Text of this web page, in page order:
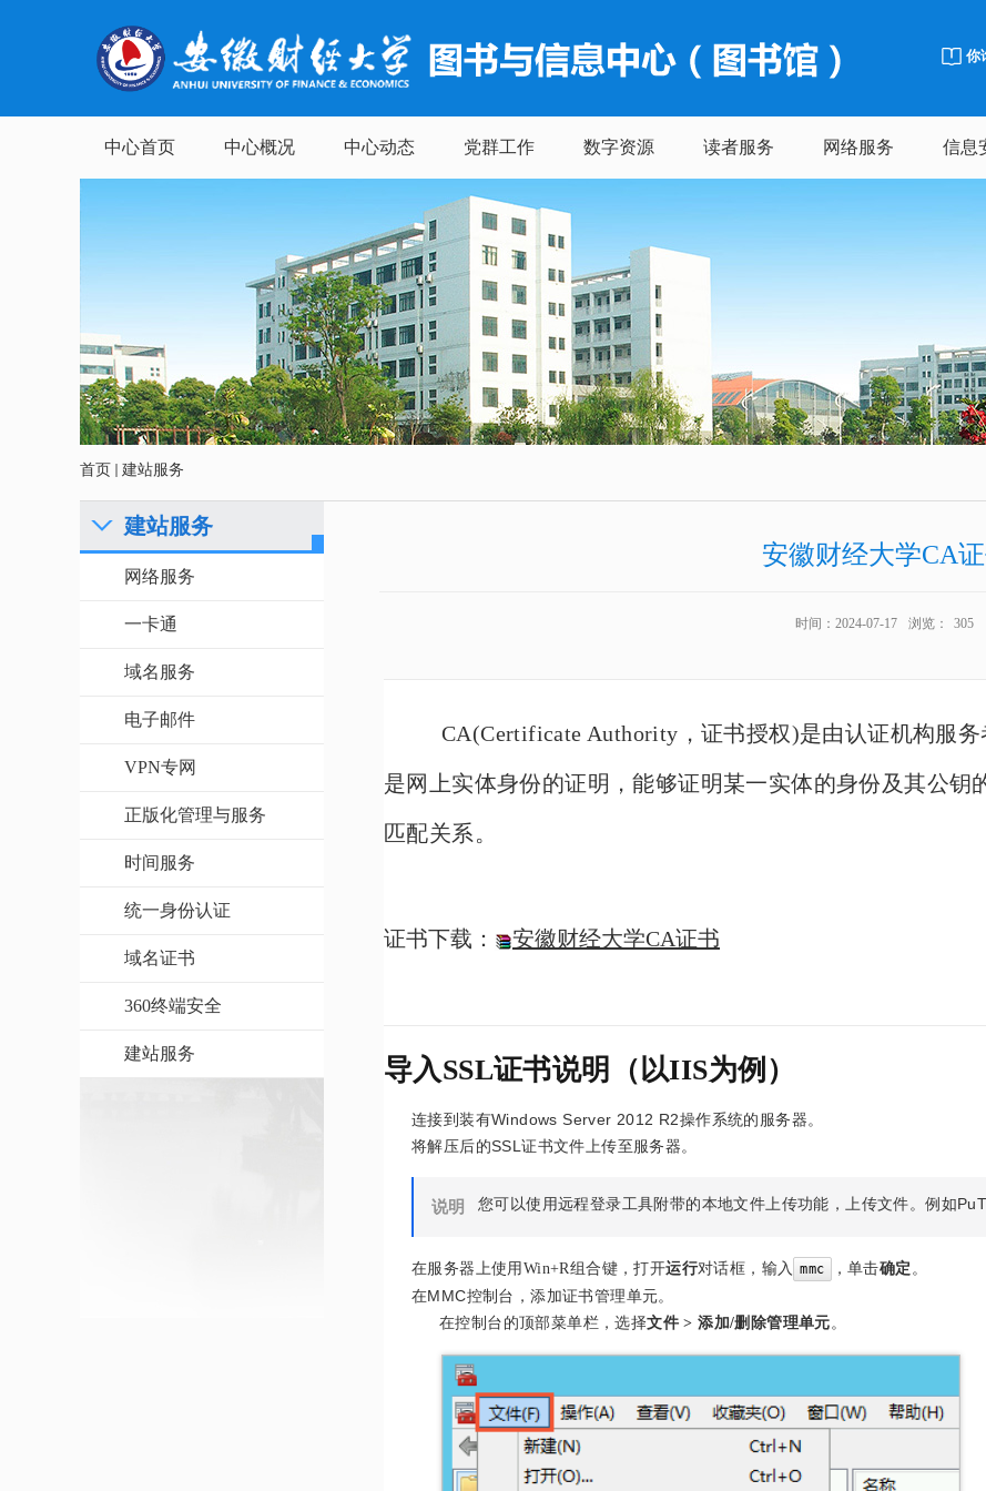
你
中心首页 中心概况 中心动态 党群工作 数字资源 读者服务 网络服务 信息
首页 建站服务
建站服务
网络服务
一卡通
域名服务
电子邮件
VPN专网
正版化管理与服务
时间服务
统一身份认证
域名证书
360终端安全
建站服务
安徽财经大学CA
时间：2024-07-17 浏览： 305
CA(Certificate Authority，证书授权)是由认证机构服
是网上实体身份的证明，能够证明某一实体的身份及其公钥
匹配关系。
证书下载： 安徽财经大学CA证书
导入SSL证书说明（以IIS为例）
连接到装有Windows Server 2012 R2操作系统的服务器。
将解压后的SSL证书文件上传至服务器。
说明 您可以使用远程登录工具附带的本地文件上传功能，上传文件。例如
在服务器上使用Win+R组合键，打开运行对话框 ， 输入 mmc ，单击确定 。
在MMC控制台，添加证书管理单元。
在控制台的顶部菜单栏，选择文件 >添加/删除管理单元。